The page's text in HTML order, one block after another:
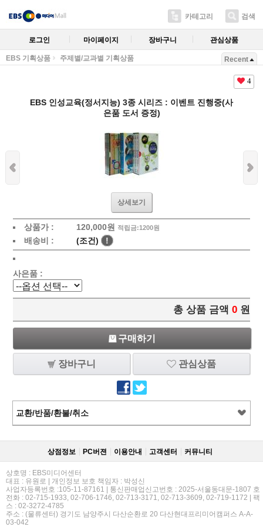
카테고리 검색
로그인 마이페이지 장바구니 관심상품
EBS 기획상품 주제별/교과별 기획상품 Recent
4
EBS 인성교육(정서지능) 3종 시리즈 : 이벤트 진행중(사
은품 도서 증정)
상세보기
상품가 : 120,000원 적립금:1200원
배송비 : (조건) !
사은품 :
총 상품 금액 0 원
구매하기
장바구니 관심상품
교환/반품/환불/취소
상점정보 PC버젼 이용안내 고객센터 커뮤니티
상호명 : EBS미디어센터
대표 : 유원로 | 개인정보 보호 책임자 : 박성신
사업자등록번호 :105-11-87161 | 통신판매업신고번호 : 2025-서울동대문-1807 호
전화 : 02-715-1933, 02-706-1746, 02-713-3171, 02-713-3609, 02-719-1172 | 팩
스 : 02-3272-4785
주소 : (물류센터) 경기도 남양주시 다산순환로 20 다산현대프리미어캠퍼스 A-A-
03-042